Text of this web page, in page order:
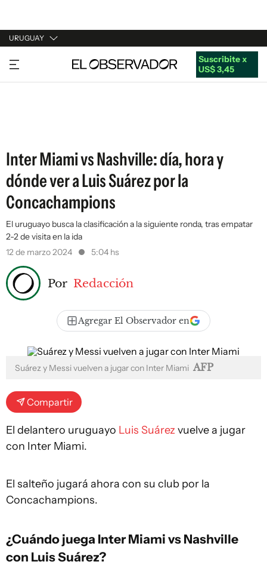
URUGUAY
URUGUAY
ARGENTINA
Suscribite x
US$ 3,45
Inter Miami vs Nashville: día, hora y
dónde ver a Luis Suárez por la
Concachampions
El uruguayo busca la clasificación a la siguiente ronda, tras empatar
2-2 de visita en la ida
12 de marzo 2024
5:04 hs
Por Redacción
Agregar El Observador en
Suárez y Messi vuelven a jugar con Inter Miami AFP
Compartir
El delantero uruguayo Luis Suárez vuelve a jugar
con Inter Miami.
El salteño jugará ahora con su club por la
Concachampions.
¿Cuándo juega Inter Miami vs Nashville
con Luis Suárez?